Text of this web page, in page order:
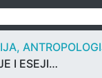
I ESEJI…